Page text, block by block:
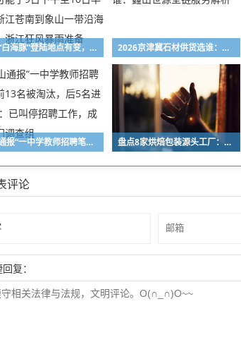
台风“白海豚”登陆地点有变，可能于9日下午至10日早晨在浙江苍南到象山一带沿海登陆，浙江狂风暴雨准备 2026京津冀石材供货选谁：鑫山世源全链服务解析
佛山通报“一中学教师招聘笔试前13名被淘汰，后5名进体检”：已叫停招聘工作，成立专门调查组 盘点8家烘焙包装源头工厂：从绿色智造到金属包装，各有看家本领
评论
复：